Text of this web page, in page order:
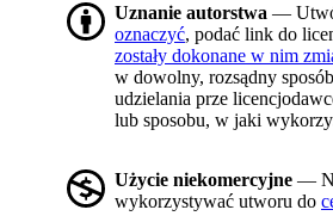
Uznanie autorstwa —
oznaczyć, podać link do
zostały dokonane w nim
w dowolny, rozsądny
udzielania prze
lub sposobu, w jaki
Użycie niekomercyjne —
wykorzystywać utworu do